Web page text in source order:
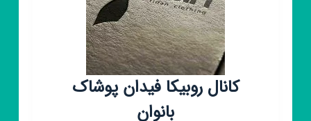
کانال روبیکا فیدان پوشاک
بانوان